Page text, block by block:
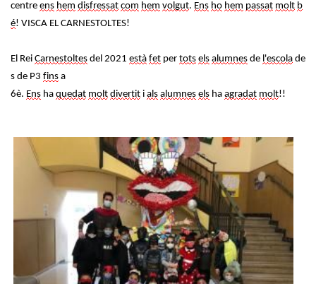
centre ens hem disfressat com hem volgut. Ens ho hem passat molt b
é! VISCA EL CARNESTOLTES!
El Rei Carnestoltes del 2021 està fet per tots els alumnes de l'escola de
s de P3 fins a
6è. Ens ha quedat molt divertit i als alumnes els ha agradat molt!!
Imatge